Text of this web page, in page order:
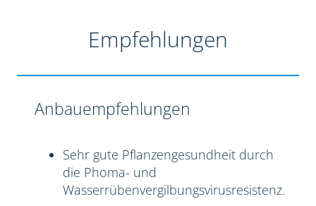
Empfehlungen
Anbauempfehlungen
Sehr gute Pflanzengesundheit durch
die Phoma- und
Wasserrübenvergilbungsvirusresistenz.